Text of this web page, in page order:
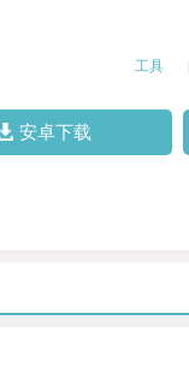
工具
安卓下载